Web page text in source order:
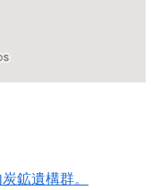
鉱遺構群。